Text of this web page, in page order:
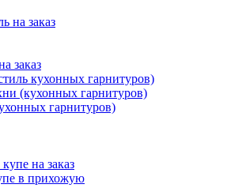
на заказ
заказ
кухонных гарнитуров)
(кухонных гарнитуров)
гарнитуров)
на заказ
в прихожую